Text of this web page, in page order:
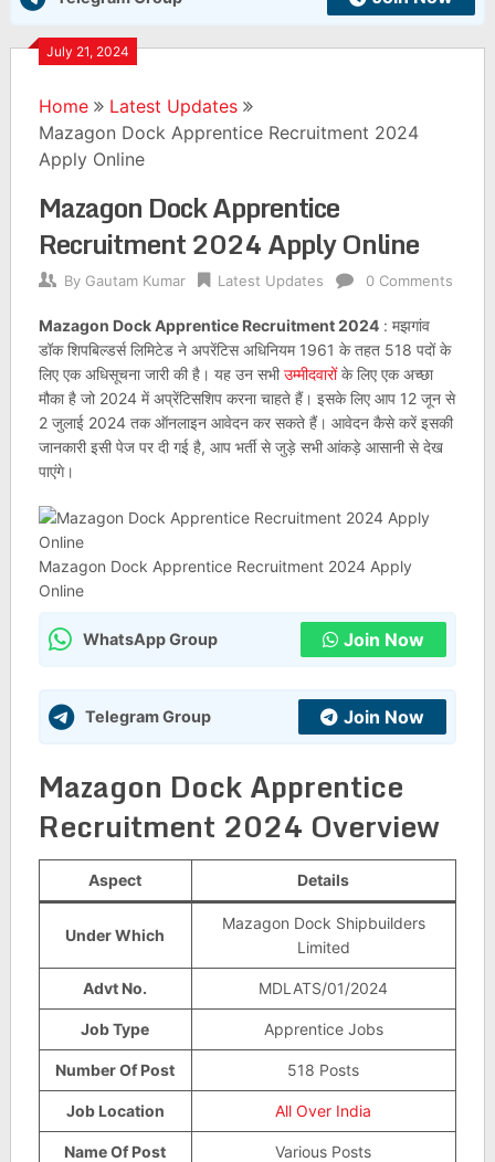
July 21, 2024
Home
Latest Updates
Mazagon Dock Apprentice Recruitment 2024
Apply Online
Mazagon Dock Apprentice
Recruitment 2024 Apply Online
By Gautam Kumar Latest Updates 0 Comments
Mazagon Dock Apprentice Recruitment 2024: मझगांव
डॉक शिपबिल्डर्स लिमिटेड ने अपरेंटिस अधिनियम 1961 के तहत 518 पदों के
लिए एक अधिसूचना जारी की है। यह उन सभीउम्मीदवारोंके लिए एक अच्छा
मौका है जो 2024 में अप्रेंटिसशिप करना चाहते हैं। इसके लिए आप 12 जून से
2 जुलाई 2024 तक ऑनलाइन आवेदन कर सकते हैं। आवेदन कैसे करें इसकी
जानकारी इसी पेज पर दी गई है, आप भर्ती से जुड़े सभी आंकड़े आसानी से देख
पाएंगे।
Mazagon Dock Apprentice Recruitment 2024 Apply
Online
WhatsApp Group Join Now
Telegram Group Join Now
Mazagon Dock Apprentice
Recruitment 2024 Overview
Aspect Details
Under Which
Mazagon Dock Shipbuilders
Limited
Advt No. MDLATS/01/2024
Job Type Apprentice Jobs
Number Of Post 518 Posts
Job Location All Over India
Name Of Post Various Posts